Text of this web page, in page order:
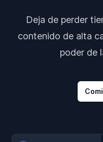
Deja de perder
contenido de alta
poder de